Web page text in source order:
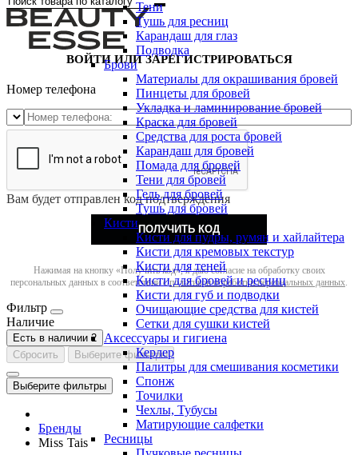
Тени
Тушь для ресниц
Карандаш для глаз
Подводка
Брови
Материалы для окрашивания бровей
Пинцеты для бровей
Укладка и ламинирование бровей
Краска для бровей
Средства для роста бровей
Карандаш для бровей
Помада для бровей
Тени для бровей
Гель для бровей
Тушь для бровей
Кисти
Кисти для пудры, румян и хайлайтера
Кисти для кремовых текстур
Кисти для теней
Кисти для бровей и ресниц
Кисти для губ и подводки
Очищающие средства для кистей
Сетки для сушки кистей
Аксессуары и гигиена
Керлер
Палитры для смешивания косметики
Спонж
Точилки
Чехлы, Тубусы
Матирующие салфетки
Ресницы
ВОЙТИ ИЛИ ЗАРЕГИСТРИРОВАТЬСЯ
Номер телефона
Вам будет отправлен код подтверждения
ПОЛУЧИТЬ КОД
Нажимая на кнопку «Получить код», я даю согласие на обработку своих
персональных данных в соответствии сполитикой обработки персональных данных.
Фильтр
Наличие
Есть в наличии 2
Сбросить
Выберите фильтры
Выберите фильтры
Бренды
Miss Tais